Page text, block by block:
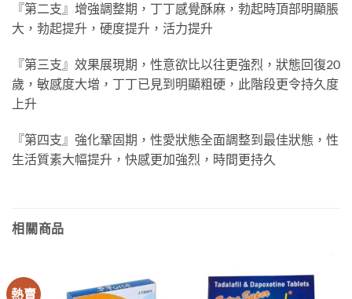
『第二支』增強調整期，丁丁感覺酥麻，勃起時頂部明顯脹
大，勃起提升，硬度提升，活力提升
『第三支』效果展現期，性意欲比以往更強烈，狀態回復20
歲，敏感度大增，丁丁已見到明顯粗硬，此階段更令持久度
上升
『第四支』強化鞏固期，性愛狀態全面調整到最佳狀態，性
生活質素大幅提升，快感更加強烈，時間更持久
相關商品
熱賣